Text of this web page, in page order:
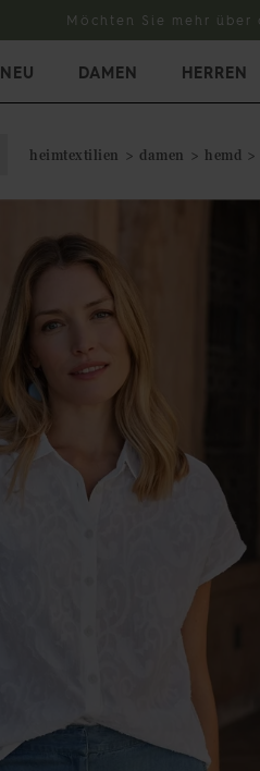
Möchten Sie mehr
NEU DAMEN HERREN
heimtextilien damen hemd